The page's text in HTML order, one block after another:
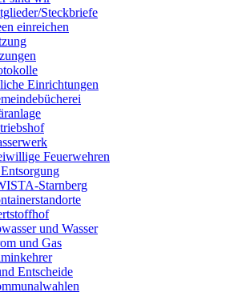
Steckbriefe
einreichen
Einrichtungen
Feuerwehren
Starnberg
und Wasser
und Gas
Entscheide